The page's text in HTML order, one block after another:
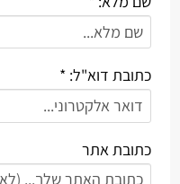
כתובת דוא"ל: *
כתובת אתר